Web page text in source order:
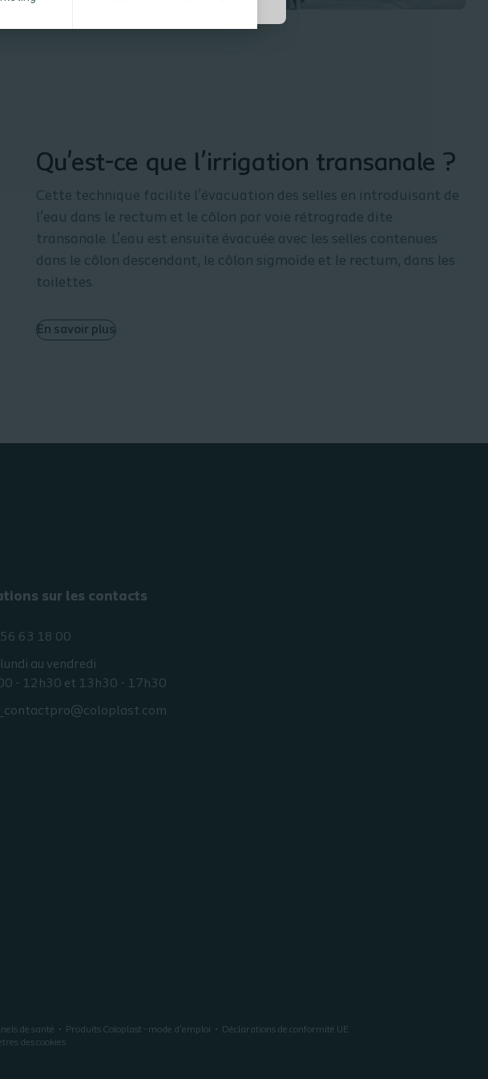
Qu'est-ce que l’irrigation transanale ?
Cette technique facilite l’évacuation des selles en introduisant de
l’eau dans le rectum et le côlon par voie rétrograde dite
transanale. L’eau est ensuite évacuée avec les selles contenues
dans le côlon descendant, le côlon sigmoïde et le rectum, dans les
toilettes.
En savoir plus
sur les contacts
63 18 00
lundi au vendredi
- 12h30 et 13h30 - 17h30
de santé Produits Coloplast - mode d'emploi
Déclarations de conformité UE
des cookies